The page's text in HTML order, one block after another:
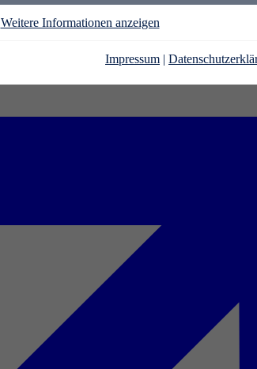
Weitere Informationen anzeigen
Impressum |